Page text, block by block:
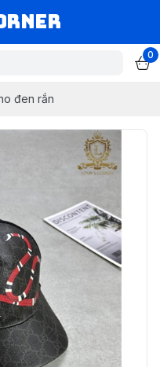
0
đen rắn